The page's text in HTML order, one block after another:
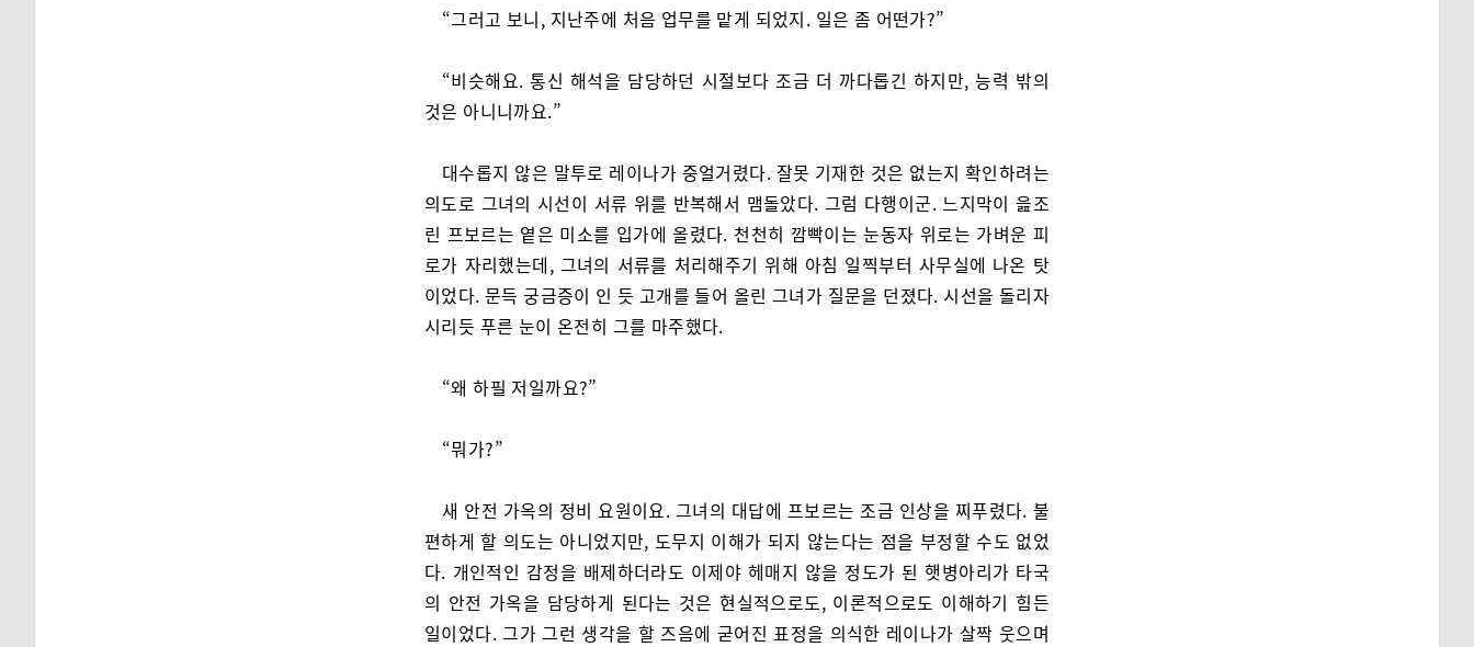
“그러고 보니, 지난주에 처음 업무를 맡게 되었지. 일은 좀 어떤가?”
“비슷해요. 통신 해석을 담당하던 시절보다 조금 더 까다롭긴 하지만, 능력 밖의
것은 아니니까요.”
대수롭지 않은 말투로 레이나가 중얼거렸다. 잘못 기재한 것은 없는지 확인하려는
의도로 그녀의 시선이 서류 위를 반복해서 맴돌았다. 그럼 다행이군. 느지막이 읊조
린 프보르는 옅은 미소를 입가에 올렸다. 천천히 깜빡이는 눈동자 위로는 가벼운 피
로가 자리했는데, 그녀의 서류를 처리해주기 위해 아침 일찍부터 사무실에 나온 탓
이었다. 문득 궁금증이 인 듯 고개를 들어 올린 그녀가 질문을 던졌다. 시선을 돌리자
시리듯 푸른 눈이 온전히 그를 마주했다.
“왜 하필 저일까요?”
“뭐가?”
새 안전 가옥의 정비 요원이요. 그녀의 대답에 프보르는 조금 인상을 찌푸렸다. 불
편하게 할 의도는 아니었지만, 도무지 이해가 되지 않는다는 점을 부정할 수도 없었
다. 개인적인 감정을 배제하더라도 이제야 헤매지 않을 정도가 된 햇병아리가 타국
의 안전 가옥을 담당하게 된다는 것은 현실적으로도, 이론적으로도 이해하기 힘든
일이었다. 그가 그런 생각을 할 즈음에 굳어진 표정을 의식한 레이나가 살짝 웃으며